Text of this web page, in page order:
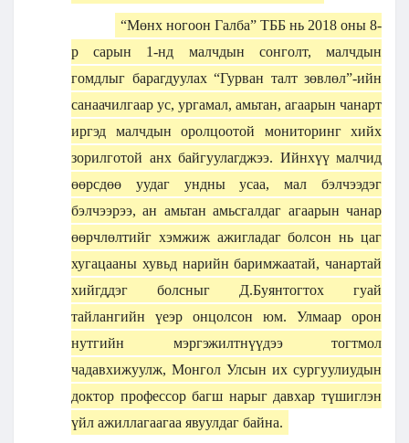
“Мөнх ногоон Галба” ТББ нь 2018 оны 8-
р сарын 1-нд малчдын сонголт, малчдын
гомдлыг барагдуулах “Гурван талт зөвлөл”-ийн
санаачилгаар ус, ургамал, амьтан, агаарын чанарт
иргэд малчдын оролцоотой мониторинг хийх
зорилготой анх байгуулагджээ. Ийнхүү малчид
өөрсдөө уудаг ундны усаа, мал бэлчээдэг
бэлчээрээ, ан амьтан амьсгалдаг агаарын чанар
өөрчлөлтийг хэмжиж ажигладаг болсон нь цаг
хугацааны хувьд нарийн баримжаатай, чанартай
хийгддэг болсныг Д.Буянтогтох гуай
тайлангийн үеэр онцолсон юм. Улмаар орон
нутгийн мэргэжилтнүүдээ тогтмол
чадавхижуулж, Монгол Улсын их сургуулиудын
доктор профессор багш нарыг давхар түшиглэн
үйл ажиллагаагаа явуулдаг байна.